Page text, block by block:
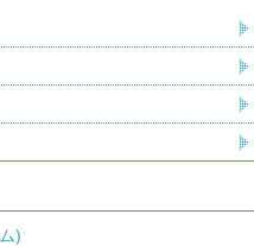
)